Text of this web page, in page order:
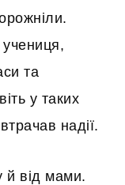
та
у таких
надії.
й від мами.